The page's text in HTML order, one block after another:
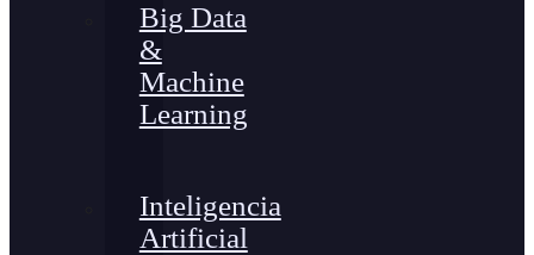
Big Data
&
Machine
Learning
Inteligencia
Artificial